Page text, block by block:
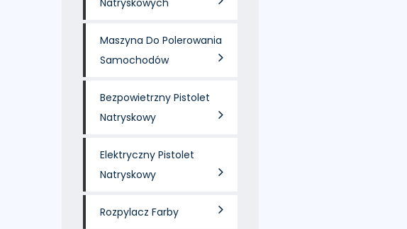
Natryskowych
Maszyna Do Polerowania
Samochodów
Bezpowietrzny Pistolet
Natryskowy
Elektryczny Pistolet
Natryskowy
Rozpylacz Farby